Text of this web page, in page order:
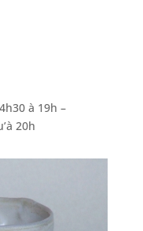
à 19h –
20h